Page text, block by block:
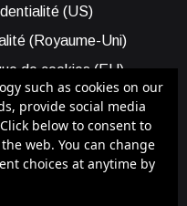
(US)
(Royaume-Uni)
de cookies (EU)
Cookie Policy (US)
à Blois Capitale
such as cookies on our
provide social media
below to consent to
web. You can change
choices at anytime by